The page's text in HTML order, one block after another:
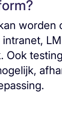
worden
Ook